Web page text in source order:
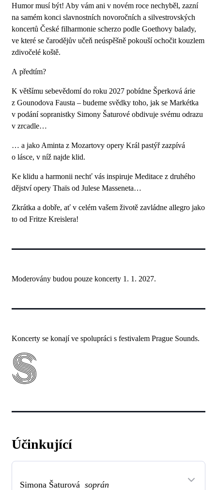
Humor musí být! Aby vám ani v novém roce nechyběl, zazní
na samém konci slavnostních novoročních a silvestrovských
koncertů České filharmonie scherzo podle Goethovy balady,
ve které se čarodějův učeň neúspěšně pokouší ochočit kouzlem
zdivočelé koště.
A předtím?
K většímu sebevědomí do roku 2027 pobídne Šperková árie
z Gounodova Fausta – budeme svědky toho, jak se Markétka
v podání sopranistky Simony Šaturové obdivuje svému odrazu
v zrcadle…
… a jako Aminta z Mozartovy opery Král pastýř zazpívá
o lásce, v níž najde klid.
Ke klidu a harmonii nechť vás inspiruje Meditace z druhého
dějství opery Thaïs od Julese Masseneta…
Zkrátka a dobře, ať v celém vašem životě zavládne allegro jako
to od Fritze Kreislera!
Moderovány budou pouze koncerty 1. 1. 2027.
Koncerty se konají ve spolupráci s festivalem Prague Sounds.
Účinkující
Simona Šaturová soprán